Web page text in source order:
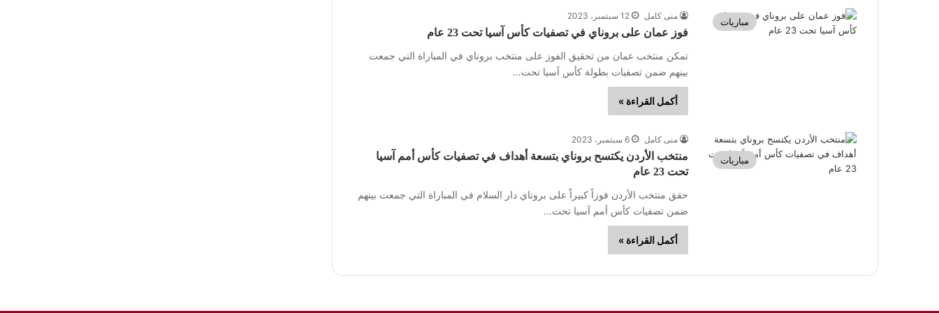
مباريات
منى كامل 12 سبتمبر، 2023
فوز عمان على بروناي في تصفيات كأس آسيا تحت 23 عام
تمكن منتخب عمان من تحقيق الفوز على منتخب بروناي في المباراة التي جمعت
بينهم ضمن تصفيات بطولة كأس آسيا تحت…
أكمل القراءة »
مباريات
منى كامل 6 سبتمبر، 2023
منتخب الأردن يكتسح بروناي بتسعة أهداف في تصفيات كأس أمم آسيا
تحت 23 عام
حقق منتخب الأردن فوزاً كبيراً على بروناي دار السلام في المباراة التي جمعت بينهم
ضمن تصفيات كأس أمم آسيا تحت…
أكمل القراءة »